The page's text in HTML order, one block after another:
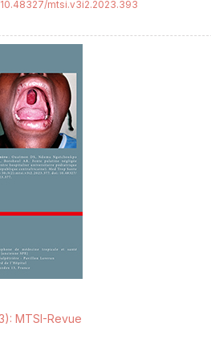
mtsi.v3i2.2023.393
MTSI-Revue